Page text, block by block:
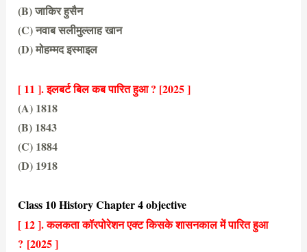
(B) जाकिर हुसैन
(C) नवाब सलीमुल्लाह खान
(D) मोहम्मद इस्माइल
[ 11 ]. इलबर्ट बिल कब पारित हुआ ? [2025 ]
(A) 1818
(B) 1843
(C) 1884
(D) 1918
Class 10 History Chapter 4 objective
[ 12 ]. कलकता कॉरपोरेशन एक्ट किसके शासनकाल में पारित हुआ
? [2025 ]